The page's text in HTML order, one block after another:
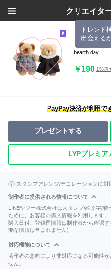
クリエイタ
トレンド
出会える
くまくん
bearth day
￥190 1%還
PayPay決済が利用で
プレゼントする
LYPプレミア
スタンプアレンジ/デコレーションに対
制作者に提供される情報について
LINEヤフー株式会社はスタンプ/絵文字/
ために、お客様の購入情報を利用します。
購入日付、登録国情報は制作者から確認
能な情報は含まれません)
対応機能について
著作者の意向により非対応になる可能性
せん。